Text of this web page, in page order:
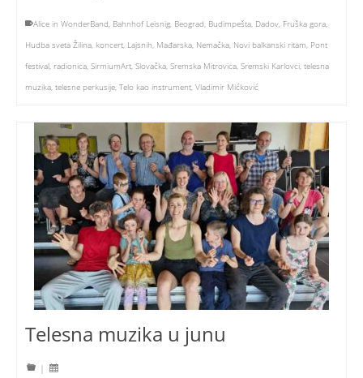
Alice in WonderBand, Bahnhof Leisnig, Beograd, Budimpešta, Dadov, Fruška gora,
Hudba sveta Žilina, koncert, Lajsnih, Mađarska, Nemačka, Novi balkanski ritam, Pont
festival, radionica, SirmiumArt, Slovačka, Sremska Mitrovica, Sremski Karlovci, telesna
muzika, telesne perkusije, Telo kao instrument, Vladimir Mićković
Telesna muzika u junu
|